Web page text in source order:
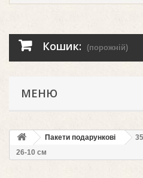
Кошик: (порожній)
МЕНЮ
Пакети подарункові
26-10 см